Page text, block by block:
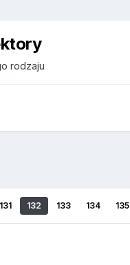
rodzaju
131 132 133 134 135